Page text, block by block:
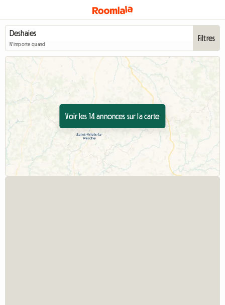
N'importe quand
Filtres
Voir les 14 annonces sur la carte